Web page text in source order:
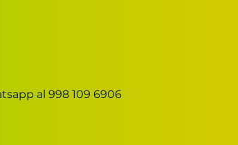
al 998 109 6906